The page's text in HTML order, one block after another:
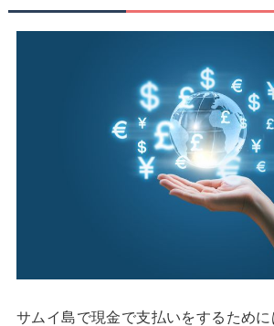
サムイ島で現金で支払いをするため